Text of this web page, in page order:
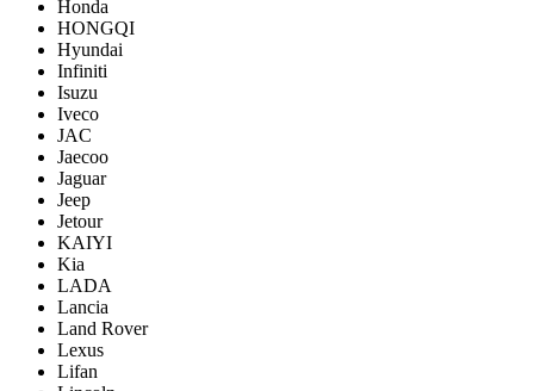
Honda
HONGQI
Hyundai
Infiniti
Isuzu
Iveco
JAC
Jaecoo
Jaguar
Jeep
Jetour
KAIYI
Kia
LADA
Lancia
Land Rover
Lexus
Lifan